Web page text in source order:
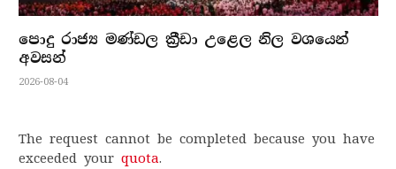
පොදු රාජ්‍ය මණ්ඩල ක්‍රීඩා උළෙල නිල වශයෙන්
අවසන්
2026-08-04
The request cannot be completed because you have
exceeded your quota.